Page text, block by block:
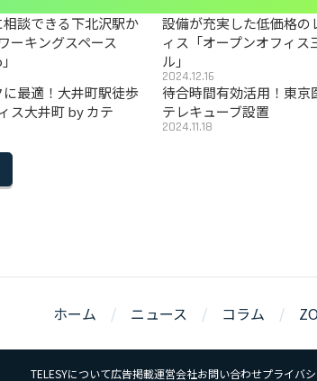
談できる下北沢駅か
ーキングスペース
設備が充実した低価格の
ィス「オープンオフィス
ル」
2024.12.16
最適！大井町駅徒歩
ス大井町 by カテ
待合時間有効活用！東京
テレキューブ設置
2024.11.18
ホーム ニュース コラム
TELESYについて広告掲載運営会社お問い合わせプライバ